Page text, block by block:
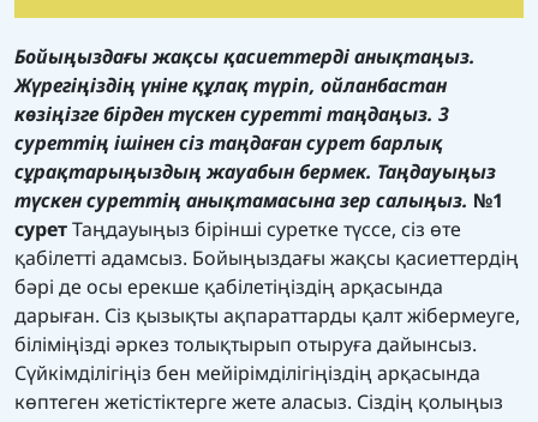
Бойыңыздағы жақсы қасиеттерді анықтаңыз.
Жүрегіңіздің үніне құлақ түріп, ойланбастан
көзіңізге бірден түскен суретті таңдаңыз. 3
суреттің ішінен сіз таңдаған сурет барлық
сұрақтарыңыздың жауабын бермек. Таңдауыңыз
түскен суреттің анықтамасына зер салыңыз. №1
суретТаңдауыңыз бірінші суретке түссе, сіз өте
қабілетті адамсыз. Бойыңыздағы жақсы қасиеттердің
бәрі де осы ерекше қабілетіңіздің арқасында
дарыған. Сіз қызықты ақпараттарды қалт жібермеуге,
біліміңізді әркез толықтырып отыруға дайынсыз.
Сүйкімділігіңіз бен мейірімділігіңіздің арқасында
көптеген жетістіктерге жете аласыз. Сіздің қолыңыз